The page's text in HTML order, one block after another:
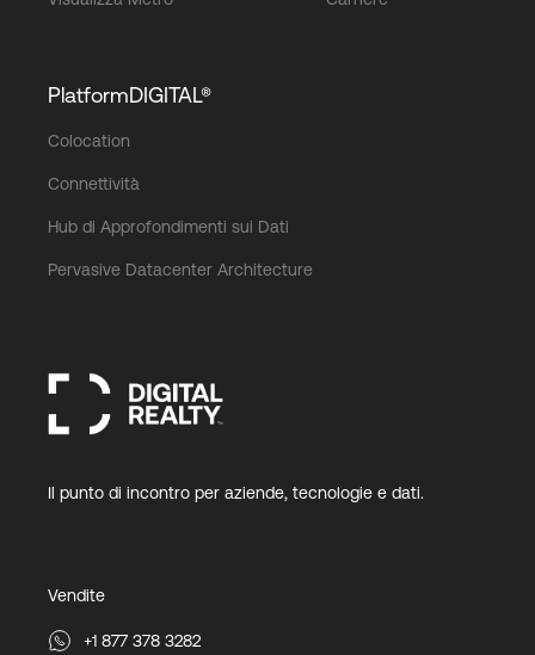
PlatformDIGITAL®
Colocation
Connettività
Hub di Approfondimenti sui Dati
Pervasive Datacenter Architecture
Il punto di incontro per aziende, tecnologie e dati.
Vendite
+1 877 378 3282